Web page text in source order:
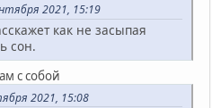
2021, 15:19
как не засыпая
сон.
с собой
2021, 15:08